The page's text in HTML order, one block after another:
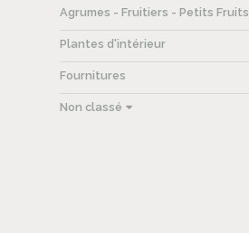
Agrumes - Fruitiers - Petits Fruits
Plantes d'intérieur
Fournitures
Non classé